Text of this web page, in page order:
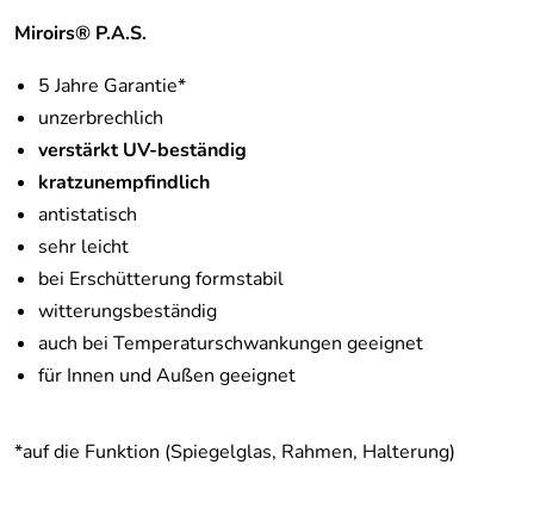
Miroirs® P.A.S.
5 Jahre Garantie*
unzerbrechlich
verstärkt UV-beständig
kratzunempfindlich
antistatisch
sehr leicht
bei Erschütterung formstabil
witterungsbeständig
auch bei Temperaturschwankungen geeignet
für Innen und Außen geeignet
*auf die Funktion (Spiegelglas, Rahmen, Halterung)